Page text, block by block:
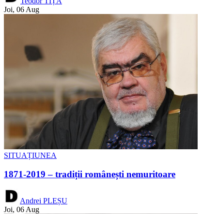
Joi, 06 Aug
SITUAȚIUNEA
1871-2019 – tradiții românești nemuritoare
Andrei PLEȘU
Joi, 06 Aug